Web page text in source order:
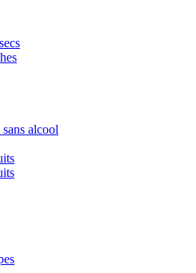
alcool